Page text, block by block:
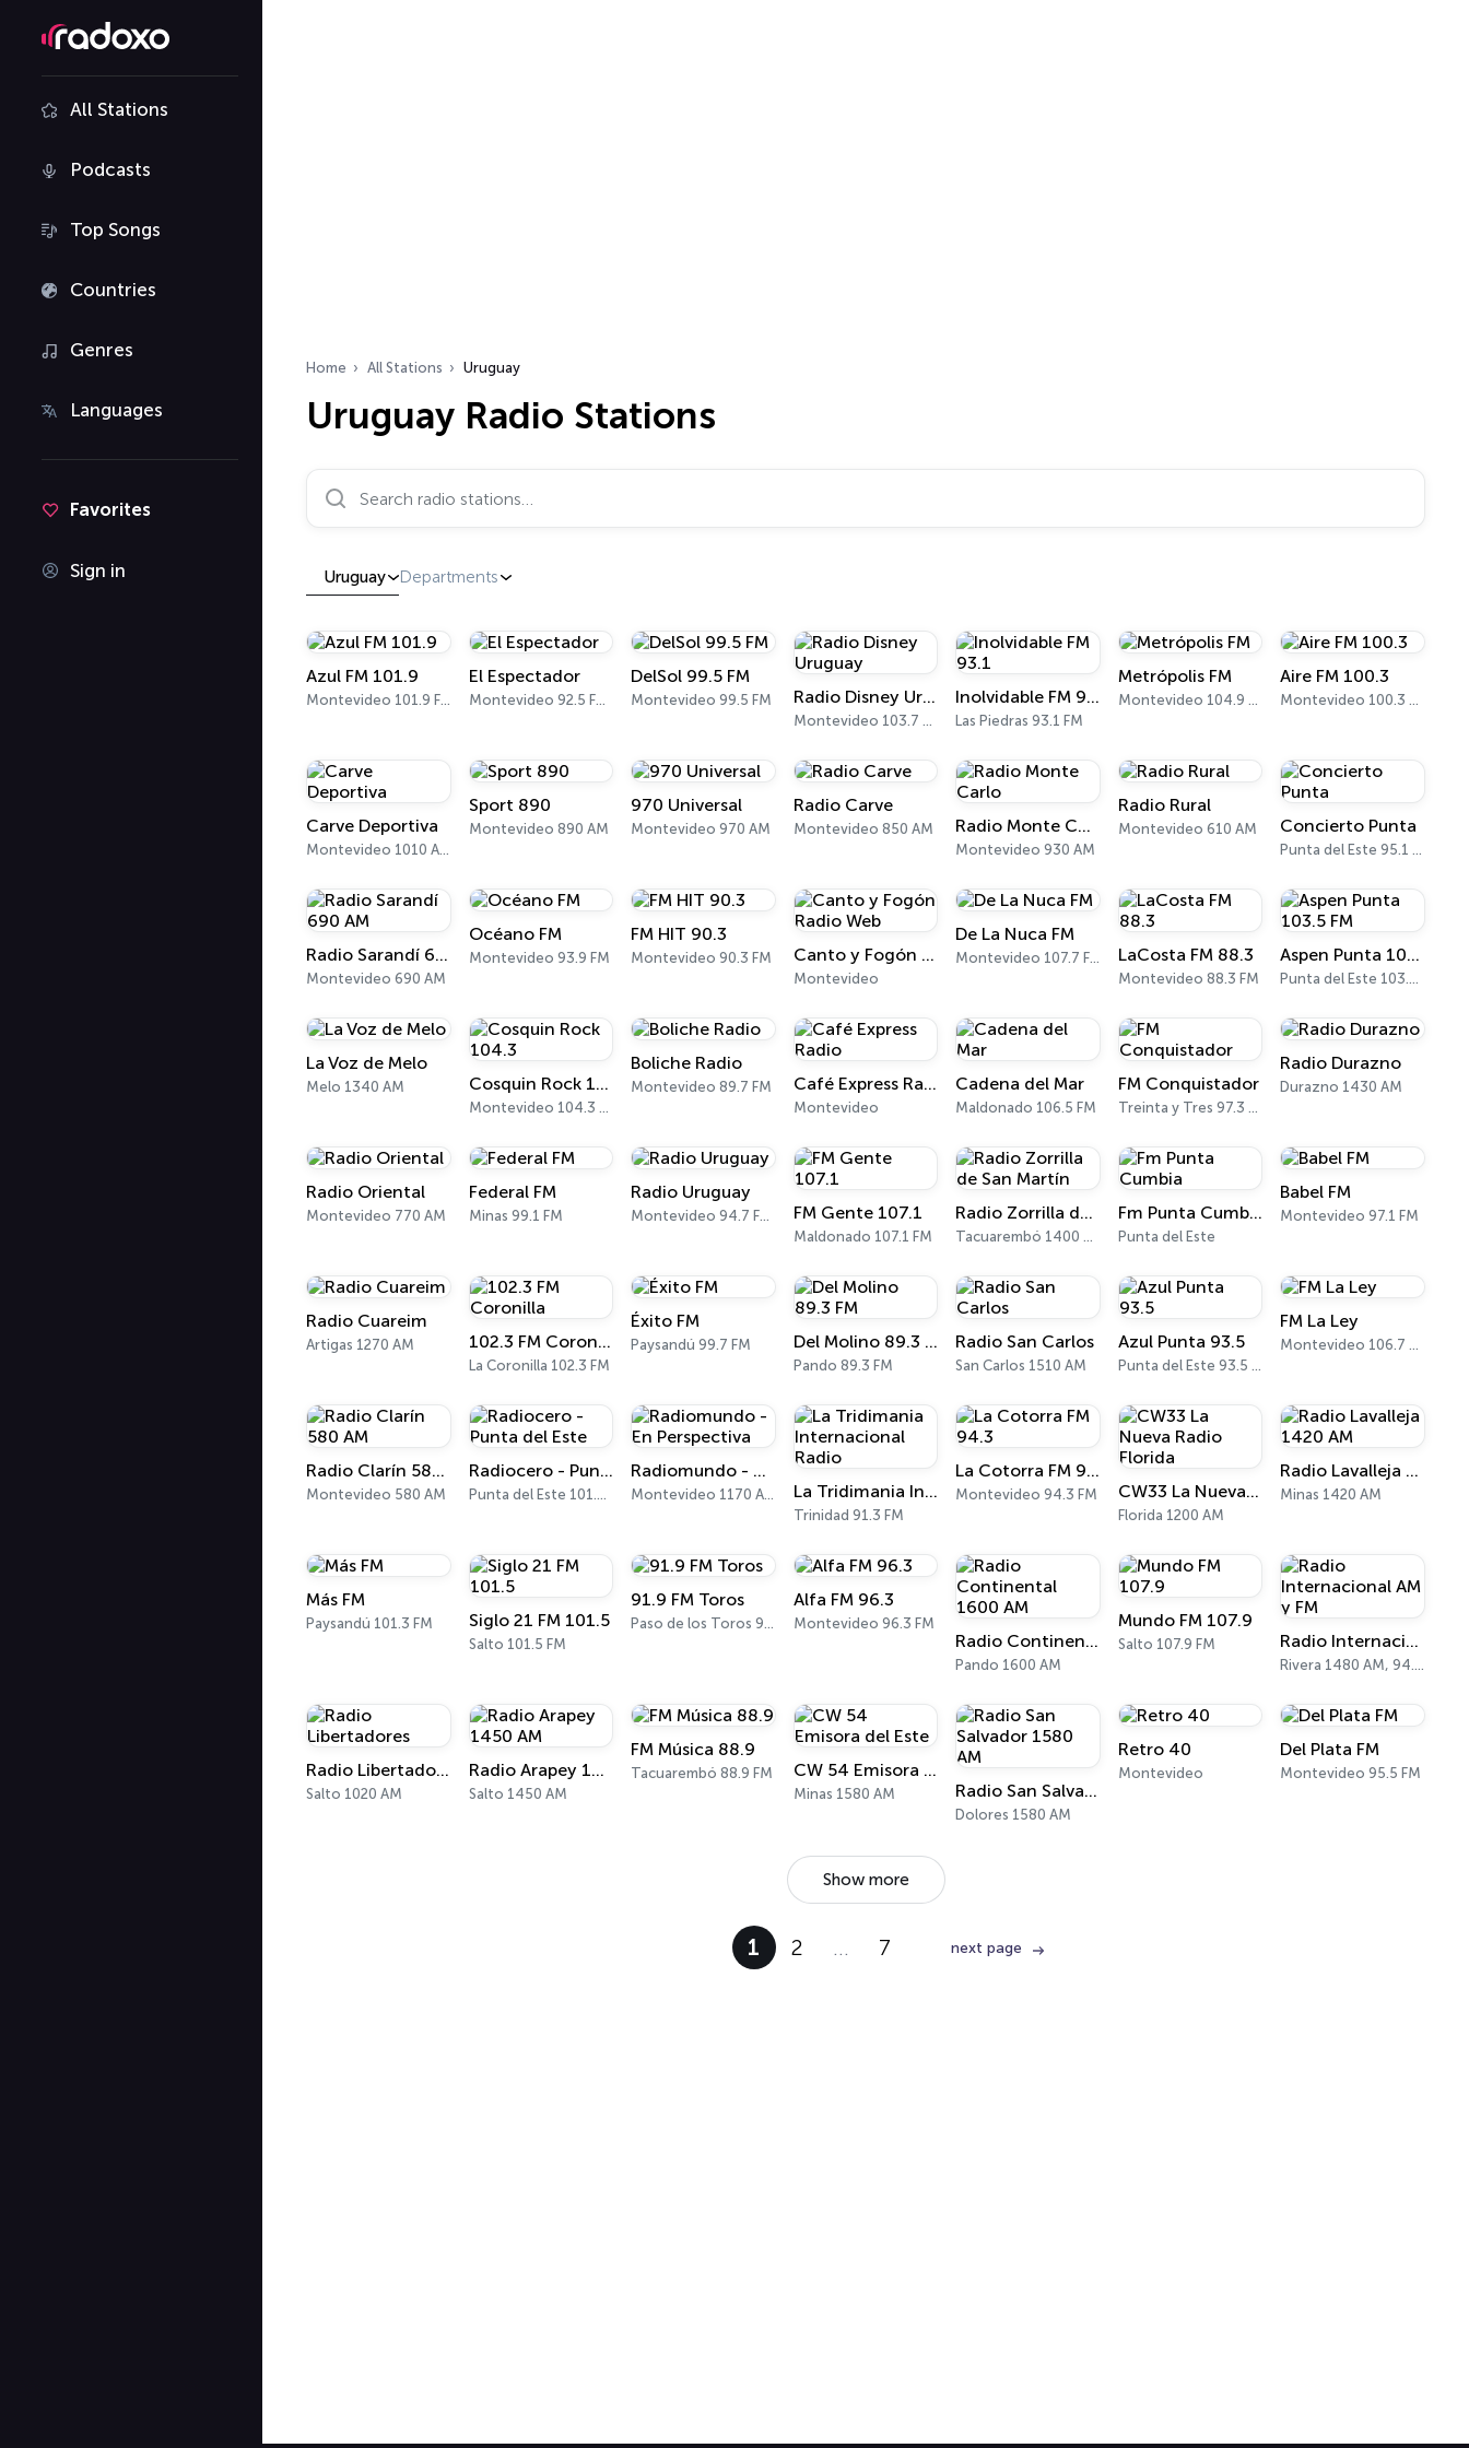
All Stations
Podcasts
Top Songs
Countries
Genres
Languages
Favorites
Sign in
Home All Stations Uruguay
Uruguay Radio Stations
Search radio stations…
Uruguay Departments
Azul FM 101.9
Montevideo 101.9 FM
El Espectador
Montevideo 92.5 FM - 810 AM
DelSol 99.5 FM
Montevideo 99.5 FM Radio Disney Uruguay
Montevideo 103.7 FM
Inolvidable FM 93.1
Las Piedras 93.1 FM
Metrópolis FM
Montevideo 104.9 FM
Aire FM 100.3
Montevideo 100.3 FM
Carve Deportiva
Montevideo 1010 AM
Sport 890
Montevideo 890 AM
970 Universal
Montevideo 970 AM
Radio Carve
Montevideo 850 AM Radio Monte Carlo
Montevideo 930 AM
Radio Rural
Montevideo 610 AM Concierto Punta
Punta del Este 95.1 FM
Radio Sarandí 690 AM
Montevideo 690 AM
Océano FM
Montevideo 93.9 FM
FM HIT 90.3
Montevideo 90.3 FM Canto y Fogón Radio Web
Montevideo
De La Nuca FM
Montevideo 107.7 FM LaCosta FM 88.3
Montevideo 88.3 FM
Aspen Punta 103.5 FM
Punta del Este 103.5 FM
La Voz de Melo
Melo 1340 AM Cosquin Rock 104.3
Montevideo 104.3 FM
Boliche Radio
Montevideo 89.7 FM Café Express Radio
Montevideo
Cadena del Mar
Maldonado 106.5 FM
FM Conquistador
Treinta y Tres 97.3 FM
Radio Durazno
Durazno 1430 AM
Radio Oriental
Montevideo 770 AM
Federal FM
Minas 99.1 FM
Radio Uruguay
Montevideo 94.7 FM - 1050 AM FM Gente 107.1
Maldonado 107.1 FM
Radio Zorrilla de San Martín
Tacuarembó 1400 AM
Fm Punta Cumbia
Punta del Este
Babel FM
Montevideo 97.1 FM
Radio Cuareim
Artigas 1270 AM 102.3 FM Coronilla
La Coronilla 102.3 FM
Éxito FM
Paysandú 99.7 FM Del Molino 89.3 FM
Pando 89.3 FM
Radio San Carlos
San Carlos 1510 AM
Azul Punta 93.5
Punta del Este 93.5 FM
FM La Ley
Montevideo 106.7 FM
Radio Clarín 580 AM
Montevideo 580 AM
Radiocero - Punta del Este
Punta del Este 101.5 FM
Radiomundo - En Perspectiva
Montevideo 1170 AM La Tridimania Internacional Radio
Trinidad 91.3 FM
La Cotorra FM 94.3
Montevideo 94.3 FM CW33 La Nueva Radio Florida
Florida 1200 AM
Radio Lavalleja 1420 AM
Minas 1420 AM
Más FM
Paysandú 101.3 FM Siglo 21 FM 101.5
Salto 101.5 FM
91.9 FM Toros
Paso de los Toros 91.9 FM
Alfa FM 96.3
Montevideo 96.3 FM
Radio Continental 1600 AM
Pando 1600 AM
Mundo FM 107.9
Salto 107.9 FM Radio Internacional AM y FM
Rivera 1480 AM, 94.5 FM
Radio Libertadores
Salto 1020 AM
Radio Arapey 1450 AM
Salto 1450 AM
FM Música 88.9
Tacuarembó 88.9 FM CW 54 Emisora del Este
Minas 1580 AM Radio San Salvador 1580 AM
Dolores 1580 AM
Retro 40
Montevideo
Del Plata FM
Montevideo 95.5 FM
Show more
1 2 … 7 next page